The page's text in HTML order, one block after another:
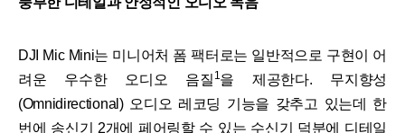
DJI Mic Mini는 미니어처 폼 팩터로는 일반적으로 구현이 어
려운 우수한 오디오 음질 1을 제공한다. 무지향성
(Omnidirectional) 오디오 레코딩 기능을 갖추고 있는데 한
번에 송신기 2개에 페어링할 수 있는 수신기 덕분에 디테일